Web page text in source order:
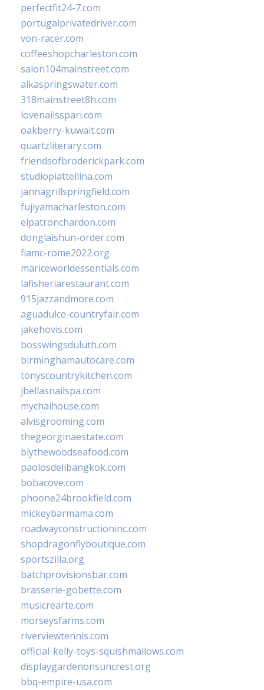
perfectfit24-7.com
portugalprivatedriver.com
von-racer.com
coffeeshopcharleston.com
salon104mainstreet.com
alkaspringswater.com
318mainstreet8h.com
lovenailsspari.com
oakberry-kuwait.com
quartzliterary.com
friendsofbroderickpark.com
studiopiattellina.com
jannagrillspringfield.com
fujiyamacharleston.com
elpatronchardon.com
donglaishun-order.com
fiamc-rome2022.org
mariceworldessentials.com
lafisheriarestaurant.com
915jazzandmore.com
aguadulce-countryfair.com
jakehovis.com
bosswingsduluth.com
birminghamautocare.com
tonyscountrykitchen.com
jbellasnailspa.com
mychaihouse.com
alvisgrooming.com
thegeorginaestate.com
blythewoodseafood.com
paolosdelibangkok.com
bobacove.com
phoone24brookfield.com
mickeybarmama.com
roadwayconstructioninc.com
shopdragonflyboutique.com
sportszilla.org
batchprovisionsbar.com
brasserie-gobette.com
musicrearte.com
morseysfarms.com
riverviewtennis.com
official-kelly-toys-squishmallows.com
displaygardenonsuncrest.org
bbq-empire-usa.com